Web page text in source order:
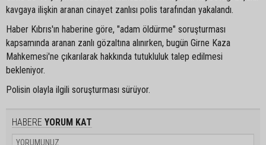
kavgaya ilişkin aranan cinayet zanlısı polis tarafından yakalandı.
Haber Kıbrıs'ın haberine göre, "adam öldürme" soruşturması
kapsamında aranan zanlı gözaltına alınırken, bugün Girne Kaza
Mahkemesi'ne çıkarılarak hakkında tutukluluk talep edilmesi
bekleniyor.
Polisin olayla ilgili soruşturması sürüyor.
HABERE YORUM KAT